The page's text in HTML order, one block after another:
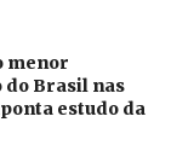
menor
do Brasil nas
estudo da